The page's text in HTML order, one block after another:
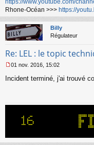
https://www.youtube.com/
Rhone-Océan >>> https://
Billy
Régulateur
Re: LEL : le topic
e
n
01 nov. 2016, 15:02
Incident terminé, j'ai trouvé